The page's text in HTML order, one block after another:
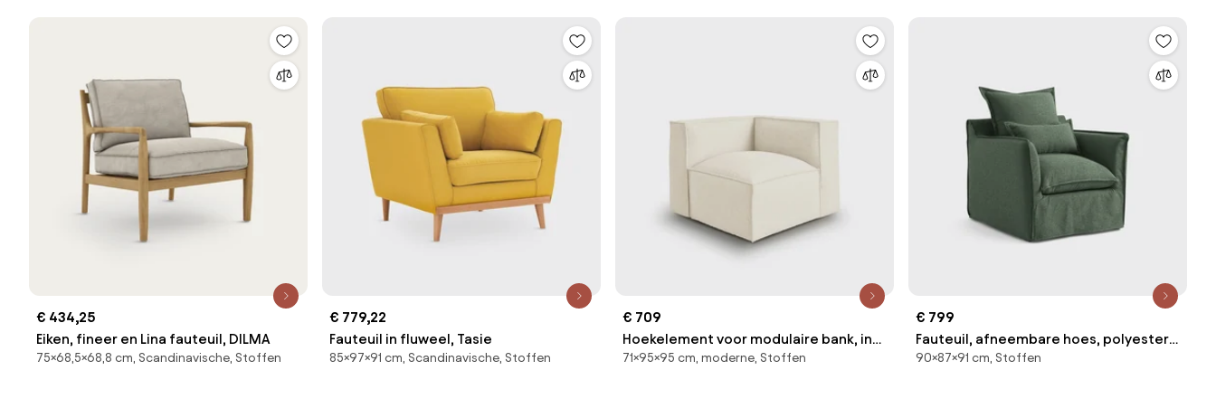
€ 434,25
Eiken, fineer en Lina fauteuil, DILMA
75×68,5×68,8 cm, Scandinavische, Stoffen
€ 779,22
Fauteuil in fluweel, Tasie
85×97×91 cm, Scandinavische, Stoffen
€ 709
Hoekelement voor modulaire bank, in
badstof, Seven
71×95×95 cm, moderne, Stoffen
€ 799
Fauteuil, afneembare hoes, polyester,
Odna
90×87×91 cm, Stoffen